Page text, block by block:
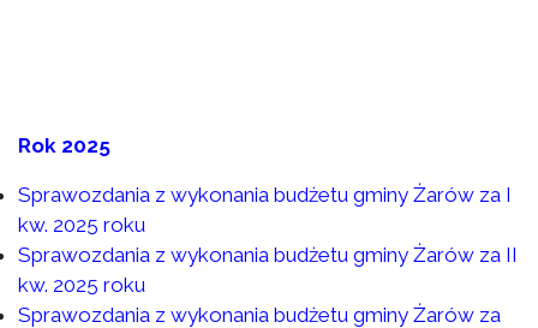
Rok 2025
Sprawozdania z wykonania budżetu gminy Żarów za I
kw. 2025 roku
Sprawozdania z wykonania budżetu gminy Żarów za II
kw. 2025 roku
Sprawozdania z wykonania budżetu gminy Żarów za